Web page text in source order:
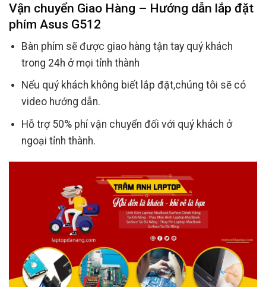
Vận chuyển Giao Hàng – Hướng dẫn lắp đặt
phím Asus G512
Bàn phím sẽ được giao hàng tận tay quý khách
trong 24h ở mọi tỉnh thành
Nếu quý khách không biết lắp đặt,chúng tôi sẽ có
video hướng dẫn.
Hỗ trợ 50% phí vận chuyển đối với quý khách ở
ngoại tỉnh thành.